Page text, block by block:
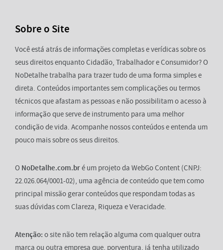
Sobre o Site
Você está atrás de informações completas e verídicas sobre os
seus direitos enquanto Cidadão, Trabalhador e Consumidor? O
NoDetalhe trabalha para trazer tudo de uma forma simples e
direta. Conteúdos importantes sem complicações ou termos
técnicos que afastam as pessoas e não possibilitam o acesso à
informação que serve de instrumento para uma melhor
condição de vida. Acompanhe nossos conteúdos e entenda um
pouco mais sobre os seus direitos.
O NoDetalhe.com.bré um projeto da WebGo Content (CNPJ:
22.026.064/0001-02), uma agência de conteúdo que tem como
principal missão gerar conteúdos que respondam todas as
suas dúvidas com Clareza, Riqueza e Veracidade.
Atenção: o site não tem relação alguma com qualquer outra
marca ou outra empresa que, porventura, já tenha utilizado